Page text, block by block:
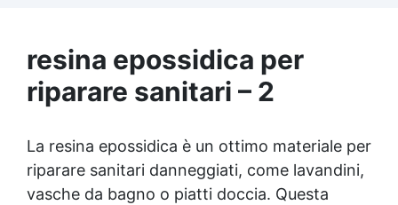
perfetta per creazioni destinate al contatto
diretto con la pelle.
resina epossidica per
riparare sanitari – 2
La resina epossidica è un ottimo materiale per
riparare sanitari danneggiati, come lavandini,
vasche da bagno o piatti doccia. Questa